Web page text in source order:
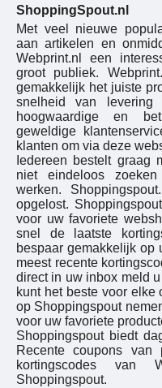
ShoppingSpout.nl
Met veel nieuwe
aan artikelen en
Webprint.nl een
groot publiek.
gemakkelijk het juiste
snelheid van
hoogwaardige en
geweldige
klanten om via deze
Iedereen bestelt graag
niet eindeloos
werken.
opgelost.
voor uw favoriete
snel de laatste
bespaar gemakkelijk op
meest recente
direct in uw inbox meld
kunt het beste voor
op Shoppingspout
voor uw favoriete
Shoppingspout biedt
Recente coupons van
kortingscodes van
Shoppingspout.